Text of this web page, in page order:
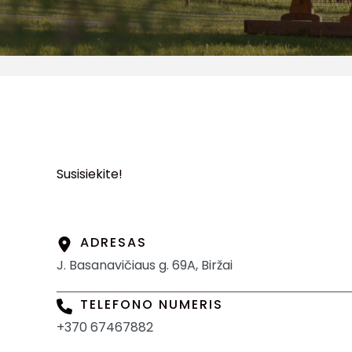
Susisiekite!
ADRESAS
J. Basanavičiaus g. 69A, Biržai
TELEFONO NUMERIS
+370 67467882